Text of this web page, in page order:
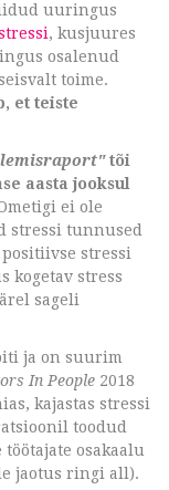
uuringus
, kusjuures
osalenud
toime.
et teiste
tõi
aasta jooksul
ei ole
stressi tunnused
stressi
kogetav stress
sageli
ja on suurim
In People 2018
kajastas stressi
toodud
osakaalu
jaotus ringi all).